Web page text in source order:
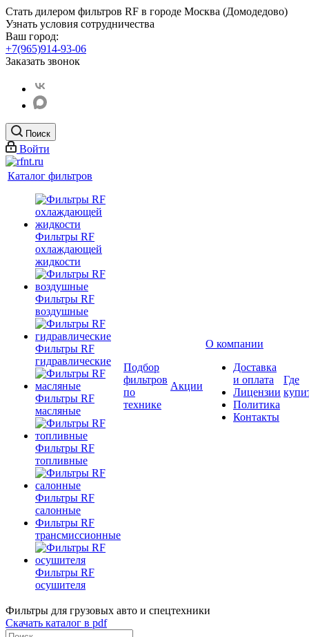
Стать дилером фильтров RF в городе Москва (Домодедово)
Узнать условия сотрудничества
Ваш город:
+7(965)914-93-06
Заказать звонок
Поиск
Войти
Каталог фильтров
Фильтры RF
охлаждающей
жидкости
Фильтры RF
воздушные
Фильтры RF
гидравлические
Фильтры RF
масляные
Фильтры RF
топливные
Фильтры RF
салонные
Фильтры RF
трансмиссионные
Фильтры RF
осушителя
Подбор
фильтров
по
технике
Акции
О компании
Доставка
и оплата
Лицензии
Политика
Контакты
Где
Фильтры для грузовых авто и спецтехники
Скачать каталог в pdf